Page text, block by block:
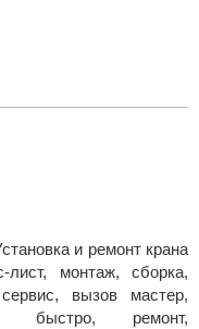
и ремонт крана
лист, монтаж, сборка,
вызов мастер,
быстро, ремонт,